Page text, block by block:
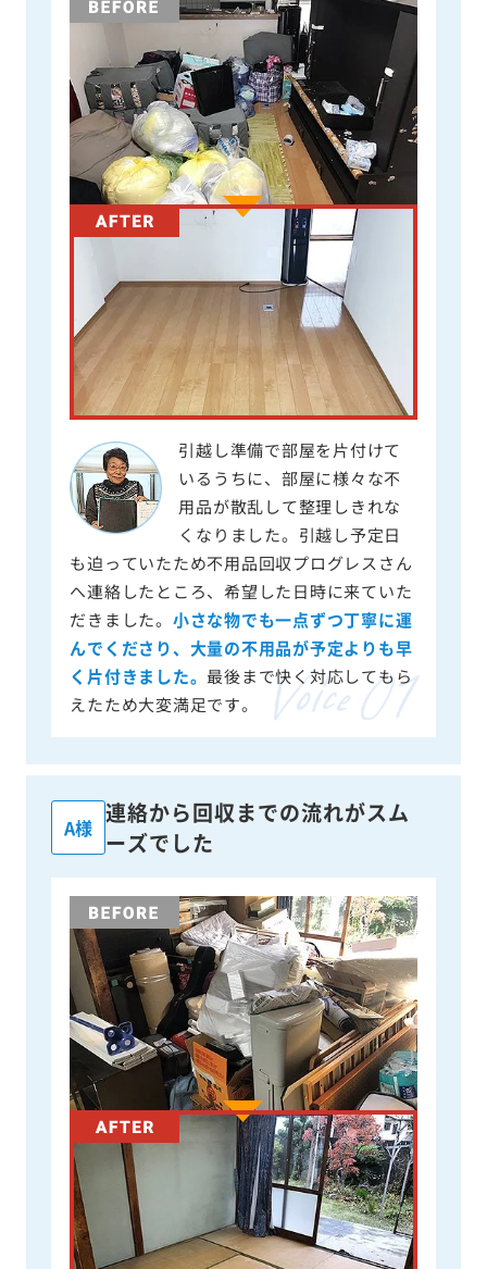
引越し準備で部屋を片付けて
いるうちに、部屋に様々な不
用品が散乱して整理しきれな
くなりました。引越し予定日
も迫っていたため不用品回収プログレスさん
へ連絡したところ、希望した日時に来ていた
だきました。 小さな物でも一点ずつ丁寧に運
んでくださり、大量の不用品が予定よりも早
く片付きました。 最後まで快く対応してもら
えたため大変満足です。
A様
連絡から回収までの流れがスム
ーズでした